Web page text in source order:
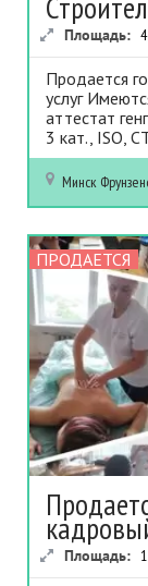
Площадь:
Продается
услуг
аттестат
3 кат., ISO,
Минск
ПРОДАЕТСЯ
Площадь: